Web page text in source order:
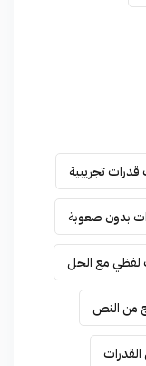
قدرات تجريبية
بدون صعوبة
لفظي مع الحل
من النص
القدرات